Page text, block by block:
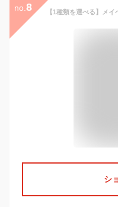
no. 8
シ